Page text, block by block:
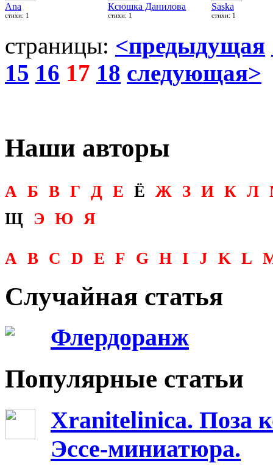
Ana
стихи: 1
Ксюшка Данилова
стихи: 1
Saska
стихи: 1
страницы: <предыдущая
15 16 17 18 следующая>
Наши авторы
А Б В Г Д Е Ё Ж З И К Л
Щ
Э Ю Я
A B C D E F G H I J K L
Случайная статья
Флердоранж
Популярные статьи
Xranitelinica. Поза
Эссе-миниатюра.